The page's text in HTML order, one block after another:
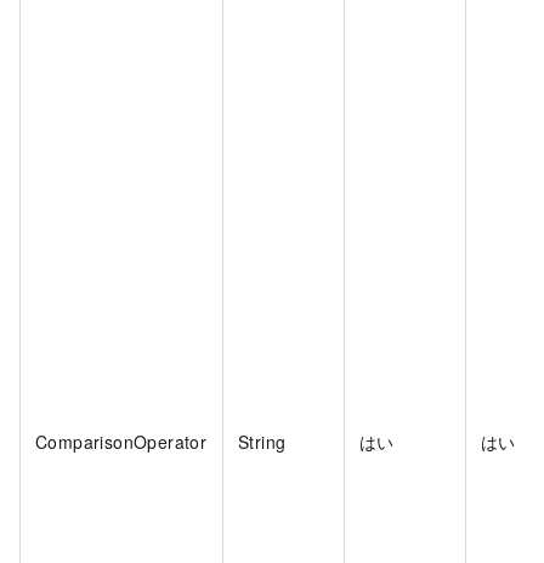
ComparisonOperator String はい はい